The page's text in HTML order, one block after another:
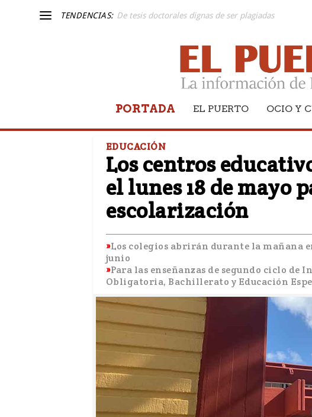
TENDENCIAS: El Real Madrid C conquista el L Trofeo Ciudad de El
PORTADA EL PUERTO OCIO Y
EDUCACIÓN
Los centros
el lunes 18 de mayo
escolarización
Los colegios abrirán durante la mañana
junio
Para las enseñanzas de segundo ciclo
Obligatoria, Bachillerato y Educación